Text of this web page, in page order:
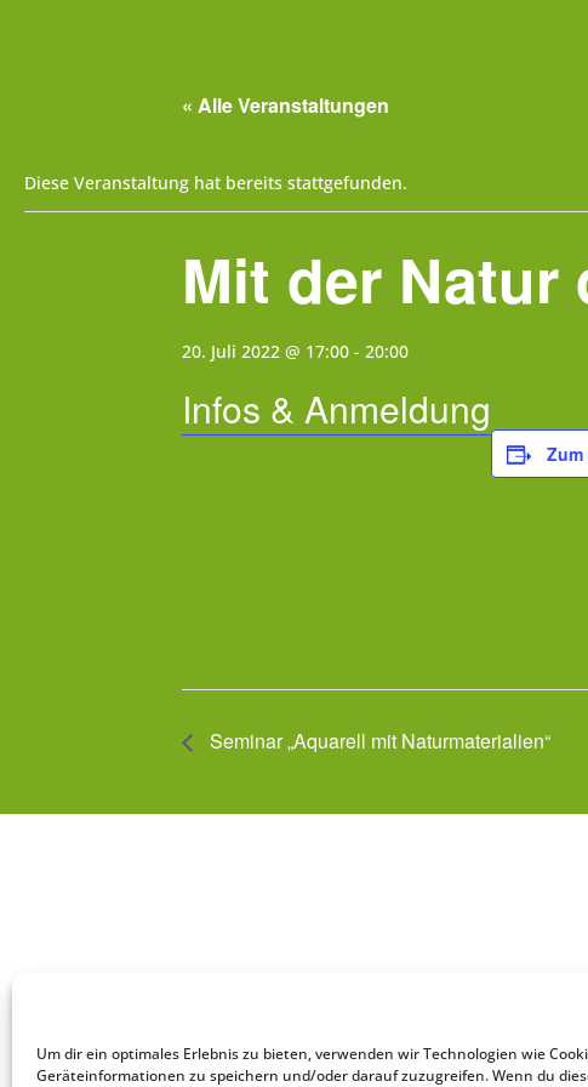
Um dir ein optimales Erlebnis zu bieten, verwenden wir Technologien wie
Geräteinformationen zu speichern und/oder darauf zuzugreifen. Wenn du
« Alle Veranstaltungen
Diese Veranstaltung hat bereits stattgefunden.
Mit der
20. Juli 2022 @ 17:00 -20:00
Infos & Anmeldung
Seminar „Aquarell mit Naturmaterialien“